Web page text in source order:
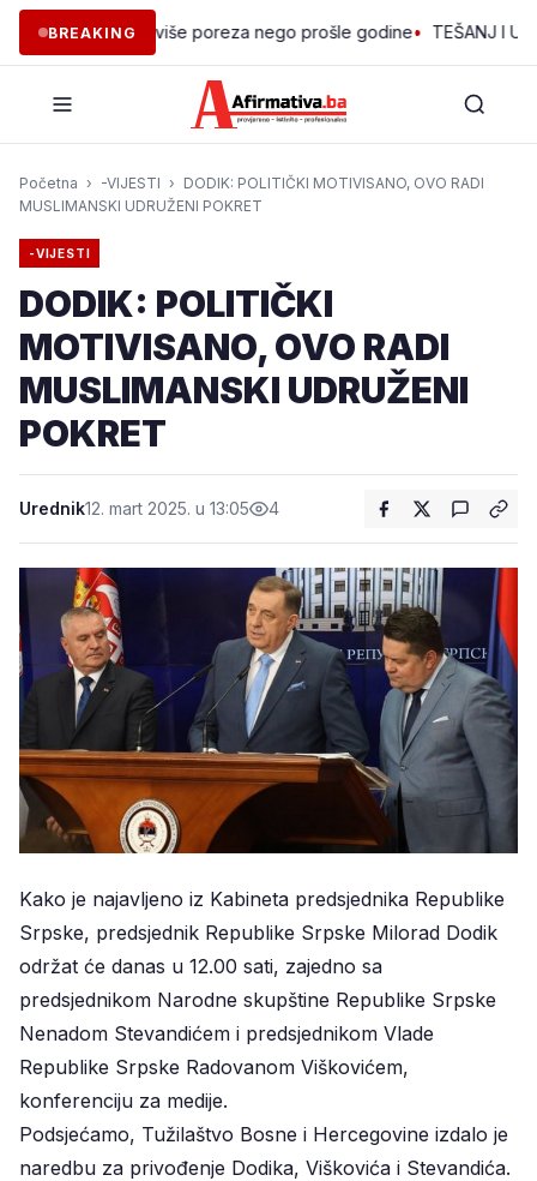
BREAKING
prikupio više poreza nego prošle godine• TEŠANJ I USORA
Početna › -VIJESTI › DODIK: POLITIČKI MOTIVISANO, OVO RADI
MUSLIMANSKI UDRUŽENI POKRET
-VIJESTI
DODIK: POLITIČKI
MOTIVISANO, OVO RADI
MUSLIMANSKI UDRUŽENI
POKRET
Urednik12. mart 2025. u 13:05 4
Kako je najavljeno iz Kabineta predsjednika Republike
Srpske, predsjednik Republike Srpske Milorad Dodik
održat će danas u 12.00 sati, zajedno sa
predsjednikom Narodne skupštine Republike Srpske
Nenadom Stevandićem i predsjednikom Vlade
Republike Srpske Radovanom Viškovićem,
konferenciju za medije.
Podsjećamo, Tužilaštvo Bosne i Hercegovine izdalo je
naredbu za privođenje Dodika, Viškovića i Stevandića.